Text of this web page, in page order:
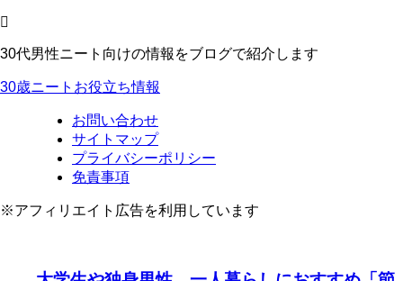
30代男性ニート向けの情報をブログで紹介します
30歳ニートお役立ち情報
お問い合わせ
サイトマップ
プライバシーポリシー
免責事項
※アフィリエイト広告を利用しています